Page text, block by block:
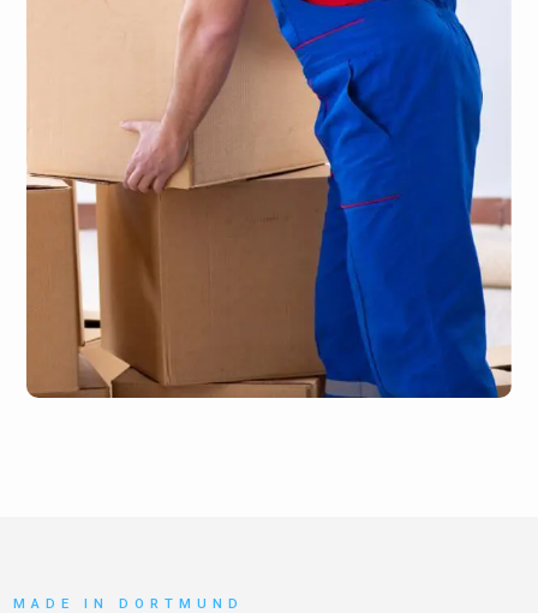
MADE IN DORTMUND